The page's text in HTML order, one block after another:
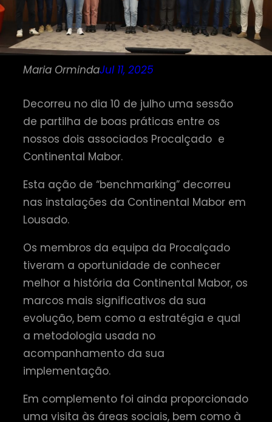
Maria OrmindaJul 11, 2025
Decorreu no dia 10 de julho uma sessão
de partilha de boas práticas entre os
nossos dois associados Procalçado e
Continental Mabor.
Esta ação de “benchmarking” decorreu
nas instalações da Continental Mabor em
Lousado.
Os membros da equipa da Procalçado
tiveram a oportunidade de conhecer
melhor a história da Continental Mabor, os
marcos mais significativos da sua
evolução, bem como a estratégia e qual
a metodologia usada no
acompanhamento da sua
implementação.
Em complemento foi ainda proporcionado
uma visita às áreas sociais, bem como à